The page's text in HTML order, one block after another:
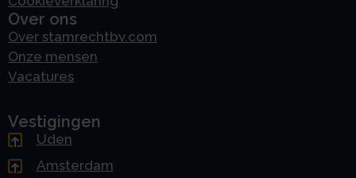
Over ons
Over stamrechtbv.com
Onze mensen
Vacatures
Vestigingen
Uden
Amsterdam